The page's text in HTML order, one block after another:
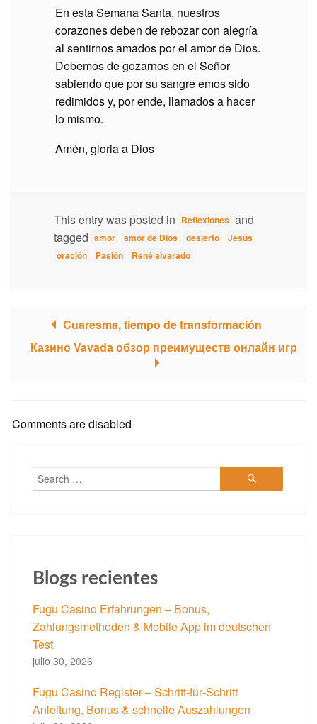
En esta Semana Santa, nuestros
corazones deben de rebozar con alegría
al sentirnos amados por el amor de Dios.
Debemos de gozarnos en el Señor
sabiendo que por su sangre emos sido
redimidos y, por ende, llamados a hacer
lo mismo.
Amén, gloria a Dios
This entry was posted in Reflexiones and
tagged amor amor de Dios desierto
Jesús
oración
Pasión René alvarado
Post navigation
Cuaresma, tiempo de transformación
Казино Vavada обзор преимуществ онлайн игр
Comments are disabled
Blogs recientes
Fugu Casino Erfahrungen – Bonus,
Zahlungsmethoden & Mobile App im deutschen
Test
julio 30, 2026
Fugu Casino Register – Schritt‑für‑Schritt
Anleitung, Bonus & schnelle Auszahlungen